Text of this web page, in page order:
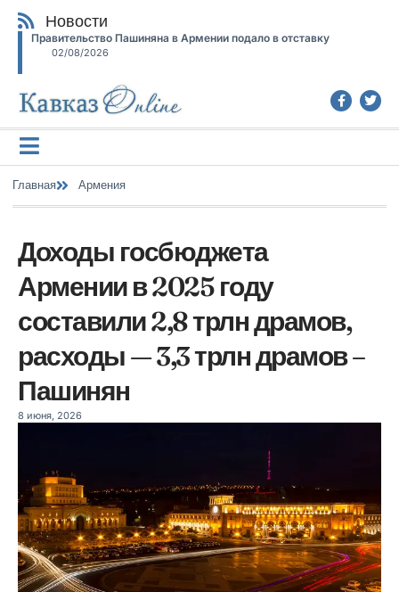
Новости
Правительство Пашиняна в Армении подало в отставку
02/08/2026
Главная Армения
Доходы госбюджета
Армении в 2025 году
составили 2,8 трлн драмов,
расходы — 3,3 трлн драмов –
Пашинян
8 июня, 2026